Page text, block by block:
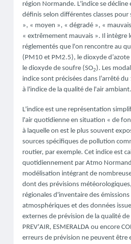
région Normande. L'indice se
définis selon différentes classes
», « moyen », « dégradé », «
« extrêmement mauvais ». Il intègre
réglementés que l'on rencontre au
(PM10 et PM2.5), le dioxyde d’azote
le dioxyde de soufre (SO2). Les
indice sont précisées dans l’arrêté
à l'indice de la qualité de l'air ambiant.
L'indice est une représentation
l'air quotidienne en situation « de
à laquelle on est le plus souvent
sources spécifiques de pollution
routier, par exemple.Cet indice est
quotidiennement par Atmo
modélisation intégrant de
dont des prévisions
régionales d'inventaire des
atmosphériques et des données
externes de prévision de la qualité
PREV'AIR, ESMERALDA ou encore
erreurs de prévision ne peuvent être